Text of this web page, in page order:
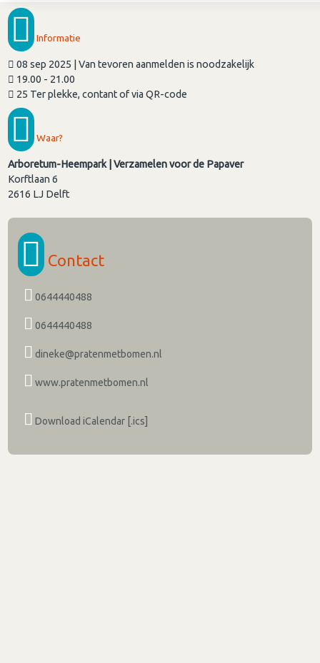
Informatie
08 sep 2025 | Van tevoren aanmelden is noodzakelijk
19.00 - 21.00
25 Ter plekke, contant of via QR-code
Waar?
Arboretum-Heempark | Verzamelen voor de Papaver
Korftlaan 6
2616 LJ Delft
Contact
0644440488
0644440488
dineke@pratenmetbomen.nl
www.pratenmetbomen.nl
Download iCalendar [.ics]